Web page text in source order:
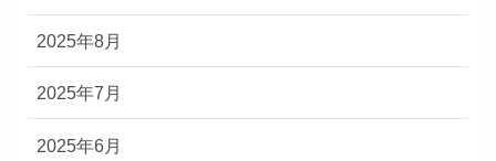
2025年8月
2025年7月
2025年6月